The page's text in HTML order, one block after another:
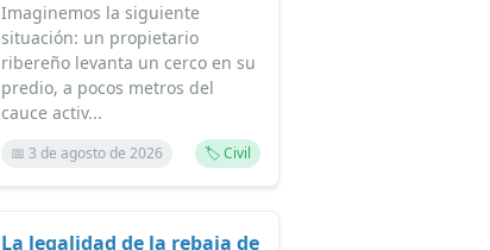
Imaginemos la siguiente
situación: un propietario
ribereño levanta un cerco en su
predio, a pocos metros del
cauce activ...
📅 3 de agosto de 2026 🏷️ Civil
La legalidad de la rebaja de